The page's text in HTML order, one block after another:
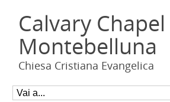
Calvary Chapel
Montebelluna
Chiesa Cristiana Evangelica